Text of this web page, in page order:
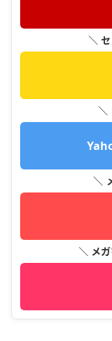
＼
＼
＼
＼ メ